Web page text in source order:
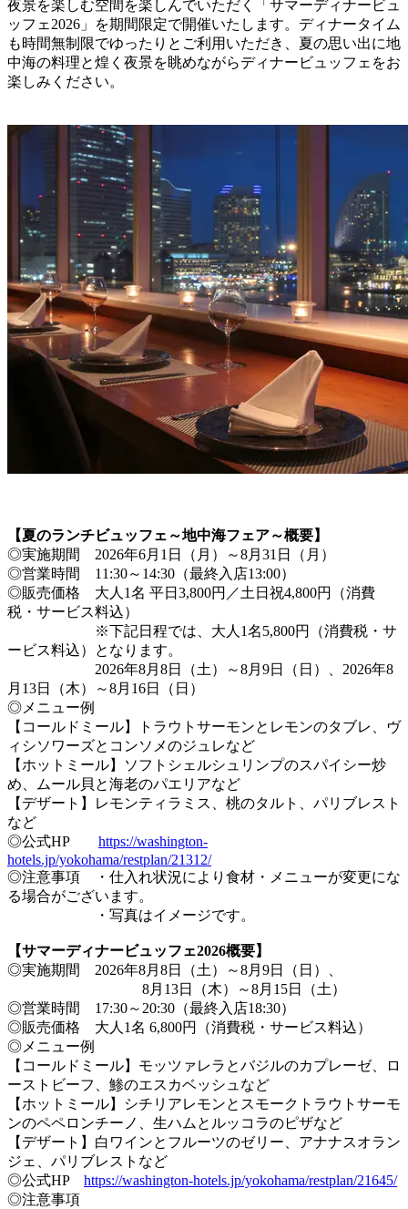
夜景を楽しむ空間を楽しんでいただく「サマーディナービュ
ッフェ2026」を期間限定で開催いたします。ディナータイム
も時間無制限でゆったりとご利用いただき、夏の思い出に地
中海の料理と煌く夜景を眺めながらディナービュッフェをお
楽しみください。
【夏のランチビュッフェ～地中海フェア～概要】
◎実施期間 2026年6月1日（月）～8月31日（月）
◎営業時間 11:30～14:30（最終入店13:00）
◎販売価格 大人1名 平日3,800円／土日祝4,800円（消費
税・サービス料込）
※下記日程では、大人1名5,800円（消費税・サ
ービス料込）となります。
2026年8月8日（土）～8月9日（日）、2026年8
月13日（木）～8月16日（日）
◎メニュー例
【コールドミール】トラウトサーモンとレモンのタブレ、ヴ
ィシソワーズとコンソメのジュレなど
【ホットミール】ソフトシェルシュリンプのスパイシー炒
め、ムール貝と海老のパエリアなど
【デザート】レモンティラミス、桃のタルト、パリブレスト
など
◎公式HP https://washington-
hotels.jp/yokohama/restplan/21312/
◎注意事項 ・仕入れ状況により食材・メニューが変更にな
る場合がございます。
・写真はイメージです。
【サマーディナービュッフェ2026概要】
◎実施期間 2026年8月8日（土）～8月9日（日）、
8月13日（木）～8月15日（土）
◎営業時間 17:30～20:30（最終入店18:30）
◎販売価格 大人1名 6,800円（消費税・サービス料込）
◎メニュー例
【コールドミール】モッツァレラとバジルのカプレーゼ、ロ
ーストビーフ、鯵のエスカベッシュなど
【ホットミール】シチリアレモンとスモークトラウトサーモ
ンのペペロンチーノ、生ハムとルッコラのピザなど
【デザート】白ワインとフルーツのゼリー、アナナスオラン
ジェ、パリブレストなど
◎公式HP https://washington-hotels.jp/yokohama/restplan/21645/
◎注意事項